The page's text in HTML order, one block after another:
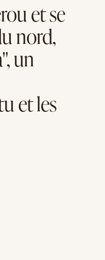
et se
nord,
un
et les